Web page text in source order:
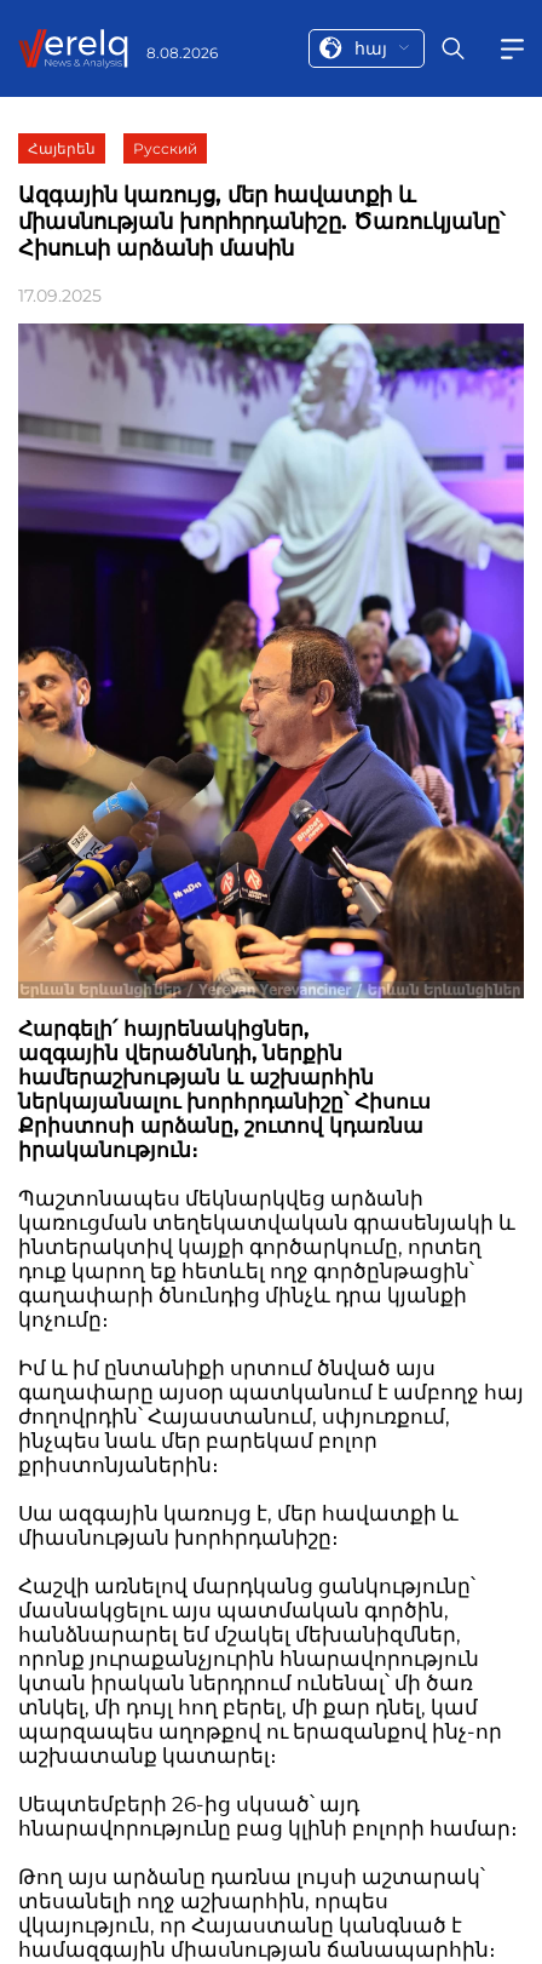
8.08.2026 հայ
Հայերեն Русский
Ազգային կառույց, մեր հավատքի և
միասնության խորհրդանիշը. Ծառուկյանը՝
Հիսուսի արձանի մասին
17.09.2025
Հարգելի՛ հայրենակիցներ,
ազգային վերածննդի, ներքին
համերաշխության և աշխարհին
ներկայանալու խորհրդանիշը՝ Հիսուս
Քրիստոսի արձանը, շուտով կդառնա
իրականություն։
Պաշտոնապես մեկնարկվեց արձանի
կառուցման տեղեկատվական գրասենյակի և
ինտերակտիվ կայքի գործարկումը, որտեղ
դուք կարող եք հետևել ողջ գործընթացին՝
գաղափարի ծնունդից մինչև դրա կյանքի
կոչումը։
Իմ և իմ ընտանիքի սրտում ծնված այս
գաղափարը այսօր պատկանում է ամբողջ հայ
ժողովրդին՝ Հայաստանում, սփյուռքում,
ինչպես նաև մեր բարեկամ բոլոր
քրիստոնյաներին։
Սա ազգային կառույց է, մեր հավատքի և
միասնության խորհրդանիշը։
Հաշվի առնելով մարդկանց ցանկությունը՝
մասնակցելու այս պատմական գործին,
հանձնարարել եմ մշակել մեխանիզմներ,
որոնք յուրաքանչյուրին հնարավորություն
կտան իրական ներդրում ունենալ՝ մի ծառ
տնկել, մի դույլ հող բերել, մի քար դնել, կամ
պարզապես աղոթքով ու երազանքով ինչ-որ
աշխատանք կատարել։
Սեպտեմբերի 26-ից սկսած՝ այդ
հնարավորությունը բաց կլինի բոլորի համար։
Թող այս արձանը դառնա լույսի աշտարակ՝
տեսանելի ողջ աշխարհին, որպես
վկայություն, որ Հայաստանը կանգնած է
համազգային միասնության ճանապարհին։